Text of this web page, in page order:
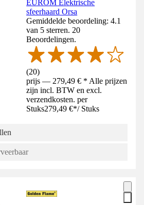
EUROM Elektrische
sfeerhaard Orsa
Gemiddelde beoordeling: 4.1
van 5 sterren. 20
Beoordelingen.
(20)
prijs — 279,49 € * Alle prijzen
zijn incl. BTW en excl.
verzendkosten. per
Stuks279,49 €*/ Stuks